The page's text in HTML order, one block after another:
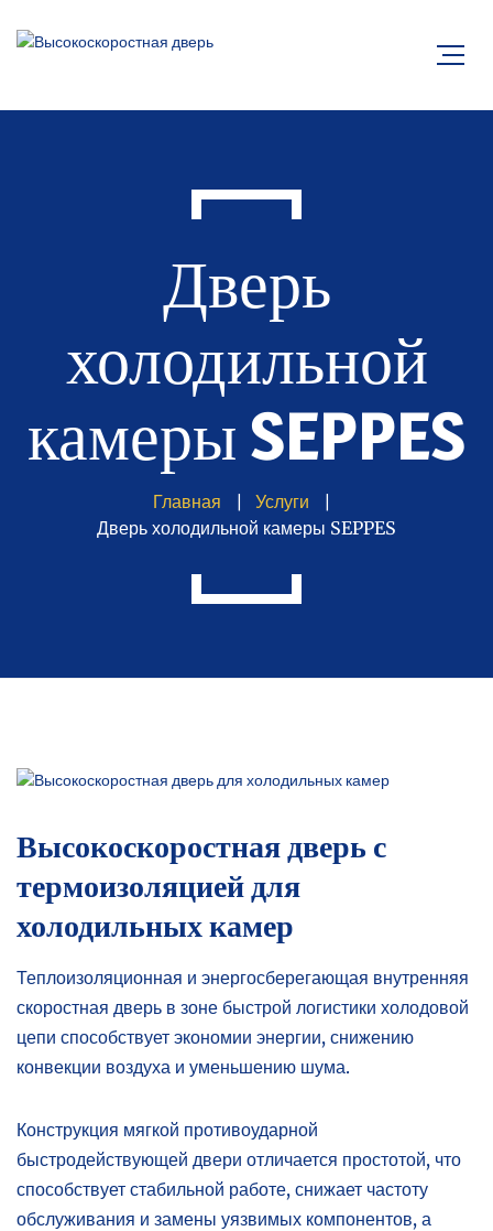
Дверь
холодильной
камеры SEPPES
Главная
Услуги
Дверь холодильной камеры SEPPES
Высокоскоростная дверь с
термоизоляцией для
холодильных камер
Теплоизоляционная и энергосберегающая внутренняя
скоростная дверь в зоне быстрой логистики холодовой
цепи способствует экономии энергии, снижению
конвекции воздуха и уменьшению шума.
Конструкция мягкой противоударной
быстродействующей двери отличается простотой, что
способствует стабильной работе, снижает частоту
обслуживания и замены уязвимых компонентов, а